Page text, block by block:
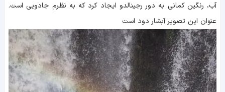
آب، رنگین کمانی به دور رجینالدو ایجاد کرد که به نظرم جادویی است.
عنوان این تصویر آبشار دود است